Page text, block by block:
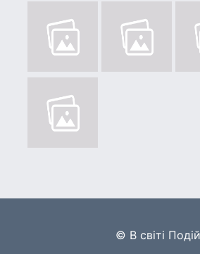
© В світі Подій